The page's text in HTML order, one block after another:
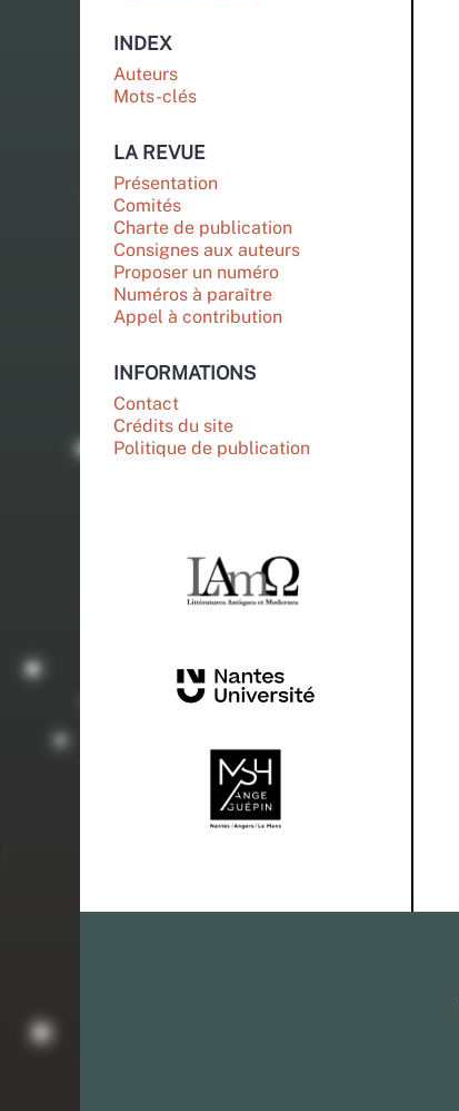
INDEX
Auteurs
Mots-clés
LA REVUE
Présentation
Comités
Charte de publication
Consignes aux auteurs
Proposer un numéro
Numéros à paraître
Appel à contribution
INFORMATIONS
Contact
Crédits du site
Politique de publication